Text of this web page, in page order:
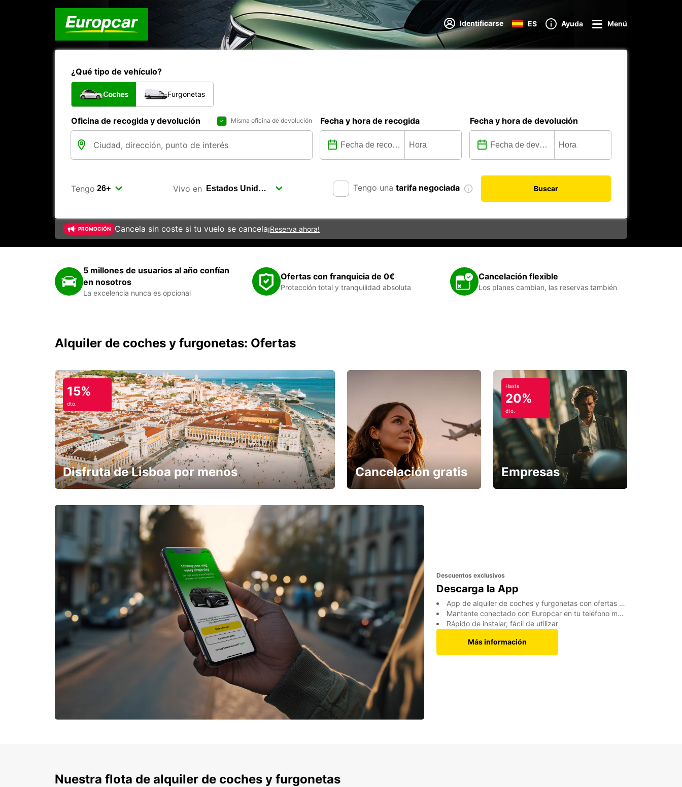
Identificarse ES Ayuda Menú
¿Qué tipo de vehículo?
Coches Furgonetas
Oficina de recogida y devolución Misma oficina de devolución Fecha y hora de recogida Fecha y hora de devolución
Tengo Vivo en Tengo una tarifa negociada Buscar
PROMOCIÓN Cancela sin coste si tu vuelo se cancela¡Reserva ahora!
5 millones de usuarios al año confían
en nosotros
La excelencia nunca es opcional
Ofertas con franquicia de 0€
Protección total y tranquilidad absoluta
Cancelación flexible
Los planes cambian, las reservas también
Alquiler de coches y furgonetas: Ofertas
15%
dto.
Disfruta de Lisboa por menos
con un 15% de descuento.
Cancelación gratis
vuelo se cancela
Hasta
20%
dto.
Empresas
Descuentos exclusivos
Descarga la App
App de alquiler de coches y furgonetas con ofertas exclusivas
Mantente conectado con Europcar en tu teléfono móvil o tablet
Rápido de instalar, fácil de utilizar
Más información
Nuestra flota de alquiler de coches y furgonetas